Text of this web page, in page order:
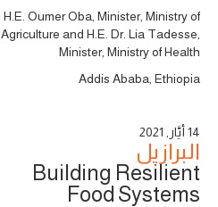
H.E. Oumer Oba, Minister, Ministry of
Agriculture and H.E. Dr. Lia Tadesse,
Minister, Ministry of Health
Addis Ababa, Ethiopia
14 أَيَّار, 2021
البرازيل
Building Resilient
Food Systems